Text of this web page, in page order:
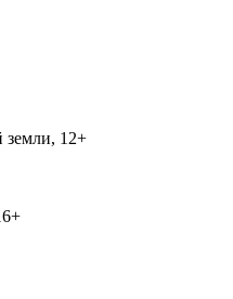
земли, 12+